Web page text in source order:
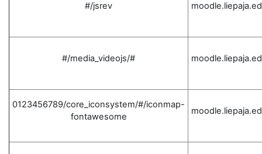
#/jsrev
#/media_videojs/#
0123456789/core_iconsystem/#/iconmap-
fontawesome